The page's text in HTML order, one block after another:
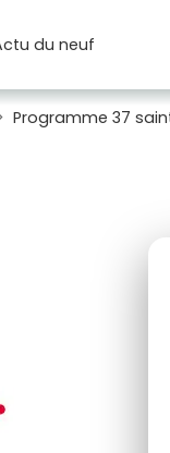
du neuf
Programme 37